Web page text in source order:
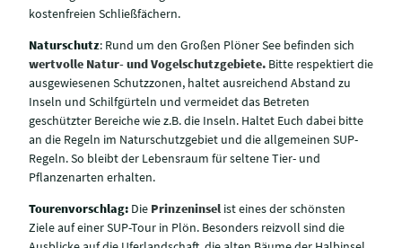
kostenfreien Schließfächern.
Naturschutz: Rund um den Großen Plöner See befinden sich
wertvolle Natur- und Vogelschutzgebiete. Bitte respektiert die
ausgewiesenen Schutzzonen, haltet ausreichend Abstand zu
Inseln und Schilfgürteln und vermeidet das Betreten
geschützter Bereiche wie z.B. die Inseln. Haltet Euch dabei bitte
an die Regeln im Naturschutzgebiet und die allgemeinen SUP-
Regeln. So bleibt der Lebensraum für seltene Tier- und
Pflanzenarten erhalten.
Tourenvorschlag: Die Prinzeninsel ist eines der schönsten
Ziele auf einer SUP-Tour in Plön. Besonders reizvoll sind die